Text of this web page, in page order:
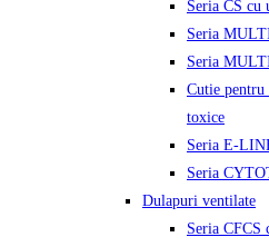
Seria CS cu
Seria
Seria
Cutie pentru
toxice
Seria E-
Seria
Dulapuri ventilate
Seria